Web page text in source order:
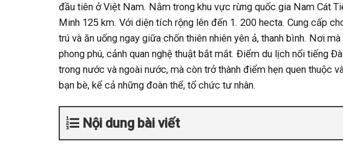
đầu tiên ở Việt Nam. Nằm trong khu vực rừng quốc gia Nam Cát
Minh 125 km. Với diện tích rộng lên đến 1. 200 hecta. Cung cấp
trú và ăn uống ngay giữa chốn thiên nhiên yên ả, thanh bình. Nơi
phong phú, cảnh quan nghệ thuật bắt mắt. Điểm du lịch nổi tiếng
trong nước và ngoài nước, mà còn trở thành điểm hẹn quen thuộc
bạn bè, kể cả những đoàn thể, tổ chức tư nhân.
Nội dung bài viết